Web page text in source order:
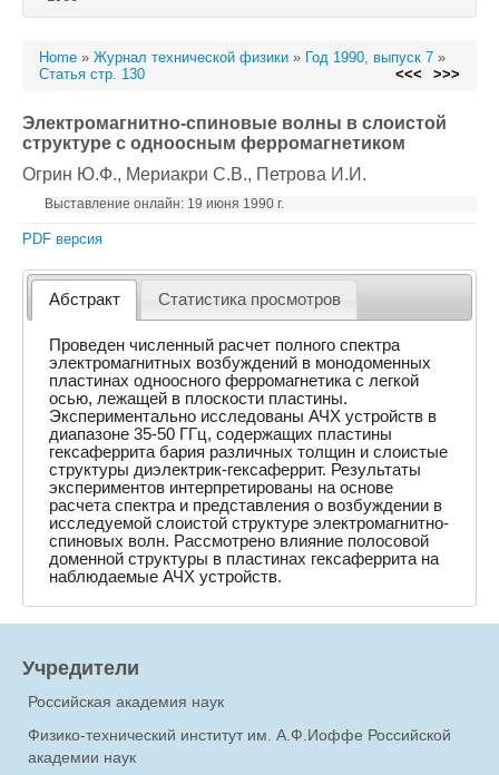
Home » Журнал технической физики » Год 1990, выпуск 7 »
Статья стр. 130
<<< >>>
Электромагнитно-спиновые волны в слоистой
структуре с одноосным ферромагнетиком
Огрин Ю.Ф., Мериакри С.В., Петрова И.И.
Выставление онлайн: 19 июня 1990 г.
PDF версия
Абстракт Статистика просмотров
Проведен численный расчет полного спектра
электромагнитных возбуждений в монодоменных
пластинах одноосного ферромагнетика с легкой
осью, лежащей в плоскости пластины.
Экспериментально исследованы АЧХ устройств в
диапазоне 35-50 ГГц, содержащих пластины
гексаферрита бария различных толщин и слоистые
структуры диэлектрик-гексаферрит. Результаты
экспериментов интерпретированы на основе
расчета спектра и представления о возбуждении в
исследуемой слоистой структуре электромагнитно-
спиновых волн. Рассмотрено влияние полосовой
доменной структуры в пластинах гексаферрита на
наблюдаемые АЧХ устройств.
Учредители
Российская академия наук
Физико-технический институт им. А.Ф.Иоффе Российской
академии наук